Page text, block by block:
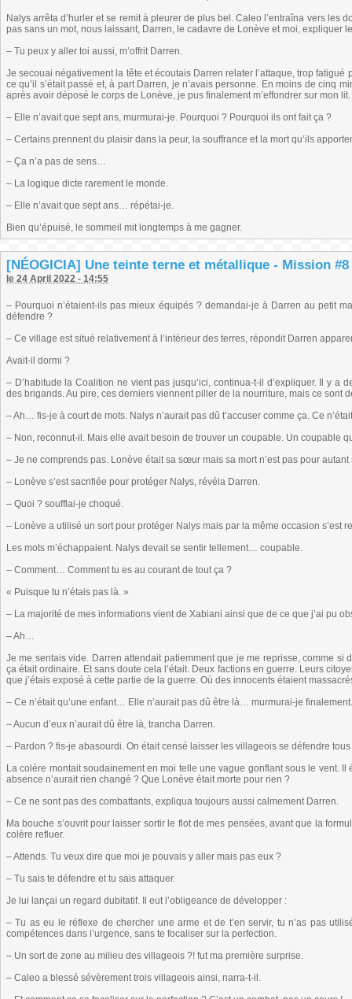
Nalys arrêta d’hurler et se remit à pleurer de plus bel. Caleo l’entraîna vers les
pas sans un mot, nous laissant, Darren, le cadavre de Lonève et moi, expliquer
– Tu peux y aller toi aussi, m’offrit Darren.
Je secouai négativement la tête et écoutais Darren relater l’attaque, trop fatigué
ce qu’il s’était passé et, à part Darren, je n’avais personne. En moins de cinq
après avoir déposé le corps de Lonève, je pus finalement m’effondrer sur mon lit.
– Elle n’avait que sept ans, murmurai-je. Pourquoi ? Pourquoi ils ont fait ça ?
– Certains prennent du plaisir dans la peur, la souffrance et la mort qu’ils
– Ça n’a pas de sens…
– La logique dicte rarement le monde.
– Elle n’avait que sept ans… répétai-je.
Bien qu’épuisé, le sommeil mit longtemps à me gagner.
[NÉOGICIA] Une teinte terne et métallique - Mission
le 24 April 2022 - 14:55
– Pourquoi n’étaient-ils pas mieux équipés ? demandai-je à Darren au petit
défendre ?
– Ce village est situé relativement à l’intérieur des terres, répondit Darren
Avait-il dormi ?
– D’habitude la Coalition ne vient pas jusqu’ici, continua-t-il d’expliquer. Il y
des brigands. Au pire, ces derniers viennent piller de la nourriture, mais ce sont
– Ah… fis-je à court de mots. Nalys n’aurait pas dû t’accuser comme ça. Ce
– Non, reconnut-il. Mais elle avait besoin de trouver un coupable. Un coupable
– Je ne comprends pas. Lonève était sa sœur mais sa mort n’est pas pour autant
– Lonève s’est sacrifiée pour protéger Nalys, révéla Darren.
– Quoi ? soufflai-je choqué.
– Lonève a utilisé un sort pour protéger Nalys mais par la même occasion s’est
Les mots m’échappaient. Nalys devait se sentir tellement… coupable.
– Comment… Comment tu es au courant de tout ça ?
« Puisque tu n’étais pas là. »
– La majorité de mes informations vient de Xabiani ainsi que de ce que j’ai pu
– Ah…
Je me sentais vide. Darren attendait patiemment que je me reprisse, comme si
ça était ordinaire. Et sans doute cela l’était. Deux factions en guerre. Leurs
que j’étais exposé à cette partie de la guerre. Où des innocents étaient
– Ce n’était qu’une enfant… Elle n’aurait pas dû être là… murmurai-je finalement.
– Aucun d’eux n’aurait dû être là, trancha Darren.
– Pardon ? fis-je abasourdi. On était censé laisser les villageois se défendre
La colère montait soudainement en moi telle une vague gonflant sous le vent. Il
absence n’aurait rien changé ? Que Lonève était morte pour rien ?
– Ce ne sont pas des combattants, expliqua toujours aussi calmement Darren.
Ma bouche s’ouvrit pour laisser sortir le flot de mes pensées, avant que la
colère refluer.
– Attends. Tu veux dire que moi je pouvais y aller mais pas eux ?
– Tu sais te défendre et tu sais attaquer.
Je lui lançai un regard dubitatif. Il eut l’obligeance de développer :
– Tu as eu le réflexe de chercher une arme et de t’en servir, tu n’as pas
compétences dans l’urgence, sans te focaliser sur la perfection.
– Un sort de zone au milieu des villageois ?! fut ma première surprise.
– Caleo a blessé sévèrement trois villageois ainsi, narra-t-il.